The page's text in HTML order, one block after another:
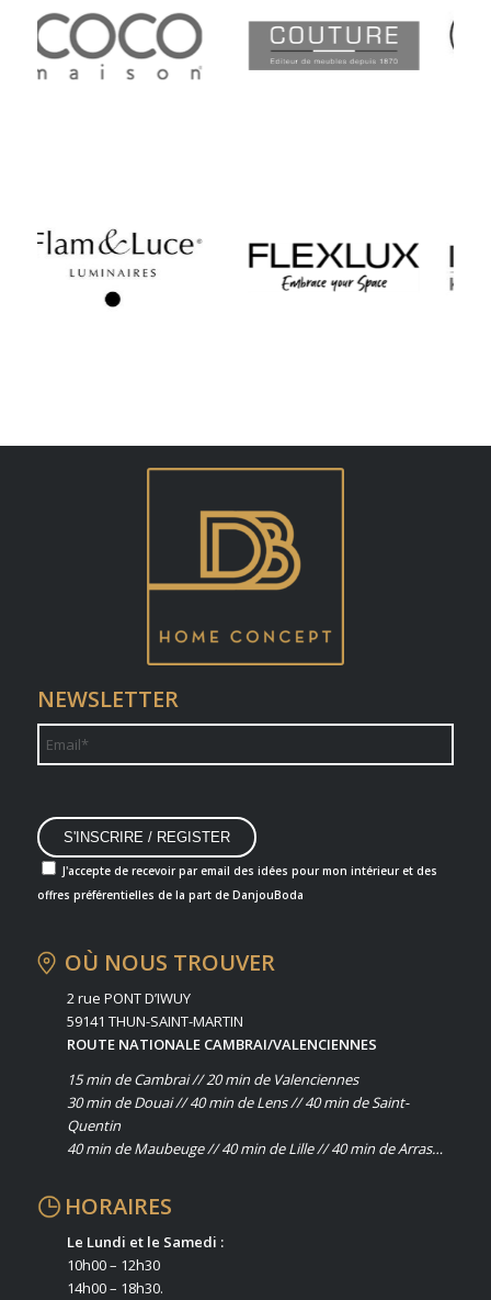
NEWSLETTER
J'accepte de recevoir par email des idées pour mon intérieur et des
offres préférentielles de la part de DanjouBoda
OÙ NOUS TROUVER
2 rue PONT D’IWUY
59141 THUN-SAINT-MARTIN
ROUTE NATIONALE CAMBRAI/VALENCIENNES
15 min de Cambrai // 20 min de Valenciennes
30 min de Douai // 40 min de Lens // 40 min de Saint-
Quentin
40 min de Maubeuge // 40 min de Lille // 40 min de Arras…
HORAIRES
Le Lundi et le Samedi :
10h00 – 12h30
14h00 – 18h30.